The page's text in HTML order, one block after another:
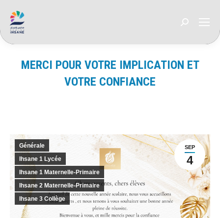
Recherche
MERCI POUR VOTRE IMPLICATION ET
VOTRE CONFIANCE
SEP
4
Générale
Ihsane 1 Lycée
Ihsane 1 Maternelle-Primaire
Ihsane 2 Maternelle-Primaire
Ihsane 3 Collège